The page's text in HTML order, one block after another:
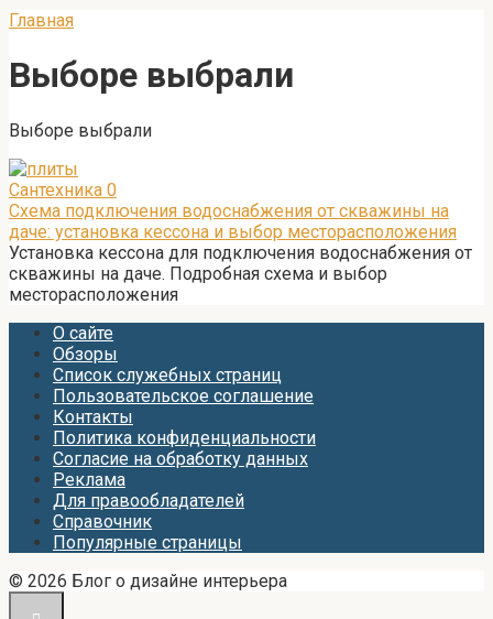
Главная
Выборе выбрали
Выборе выбрали
Сантехника 0
Схема подключения водоснабжения от скважины на
даче: установка кессона и выбор месторасположения
Установка кессона для подключения водоснабжения от
скважины на даче. Подробная схема и выбор
месторасположения
О сайте
Обзоры
Список служебных страниц
Пользовательское соглашение
Контакты
Политика конфиденциальности
Согласие на обработку данных
Реклама
Для правообладателей
Справочник
Популярные страницы
© 2026 Блог о дизайне интерьера